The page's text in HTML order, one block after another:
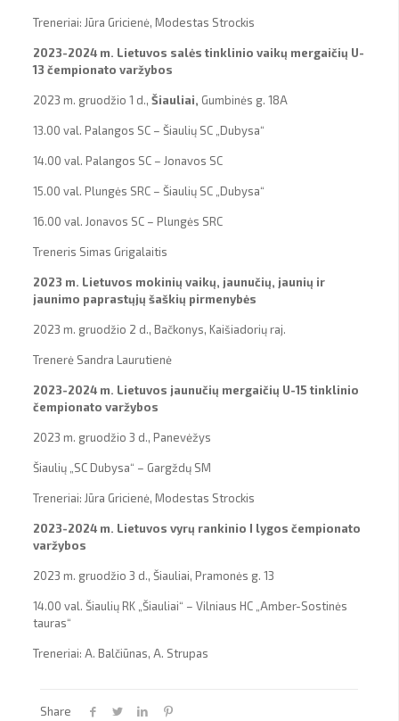
Treneriai: Jūra Gricienė, Modestas Strockis
2023-2024 m. Lietuvos salės tinklinio vaikų mergaičių U-
13 čempionato varžybos
2023 m. gruodžio 1 d., Šiauliai, Gumbinės g. 18A
13.00 val. Palangos SC – Šiaulių SC „Dubysa“
14.00 val. Palangos SC – Jonavos SC
15.00 val. Plungės SRC – Šiaulių SC „Dubysa“
16.00 val. Jonavos SC – Plungės SRC
Treneris Simas Grigalaitis
2023 m. Lietuvos mokinių vaikų, jaunučių, jaunių ir
jaunimo paprastųjų šaškių pirmenybės
2023 m. gruodžio 2 d., Bačkonys, Kaišiadorių raj.
Trenerė Sandra Laurutienė
2023-2024 m. Lietuvos jaunučių mergaičių U-15 tinklinio
čempionato varžybos
2023 m. gruodžio 3 d., Panevėžys
Šiaulių „SC Dubysa“ – Gargždų SM
Treneriai: Jūra Gricienė, Modestas Strockis
2023-2024 m. Lietuvos vyrų rankinio I lygos čempionato
varžybos
2023 m. gruodžio 3 d., Šiauliai, Pramonės g. 13
14.00 val. Šiaulių RK „Šiauliai“ – Vilniaus HC „Amber-Sostinės
tauras“
Treneriai: A. Balčiūnas, A. Strupas
Share